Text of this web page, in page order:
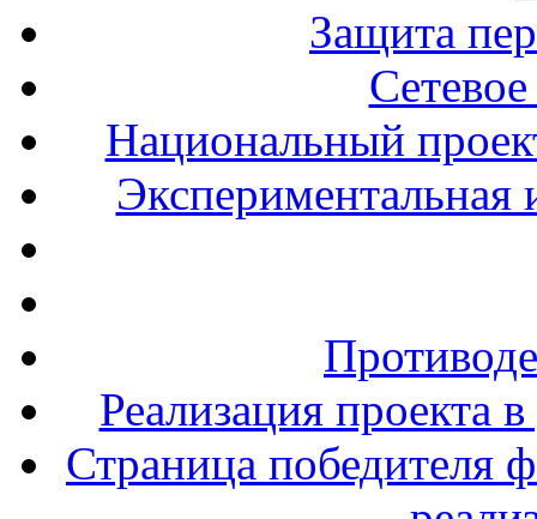
Защита
Национальный
Экспериментальная
Реализация проекта
Страница победителя